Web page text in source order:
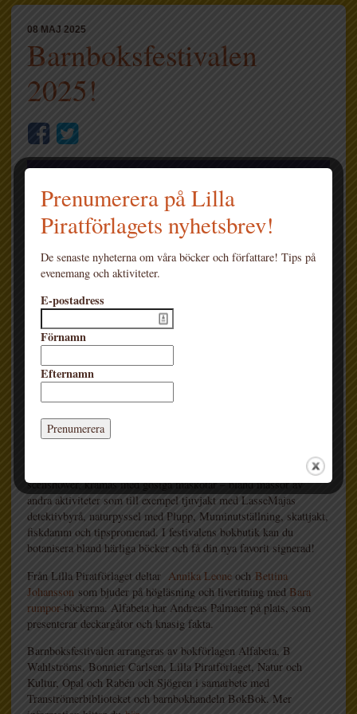
08 MAJ 2025
Barnboksfestivalen
2025!
Välkommen till årets stora barnboksfestival! Vi samlar några av
Sveriges populäraste barnboksförfattare och illustratörer till en
scenshower, kramas med gosiga maskotar – bland massor av
andra aktiviteter som till exempel tjuvjakt med LasseMajas
detektivbyrå, naturpyssel med Plupp, Muminutställning, skattjakt,
fiskdamm och tipspromenad. I festivalens bokbutik kan du
botanisera bland härliga böcker och få din nya favorit signerad!
Från Lilla Piratförlaget deltar Annika Leone ochBettina
Johansson som bjuder på högläsning och liveritning med Bara
rumpor-böckerna. Alfabeta har Andreas Palmaer på plats, som
presenterar deckargåtor och knasig fakta.
Barnboksfestivalen arrangeras av bokförlagen Alfabeta, B
Wahlströms, Bonnier Carlsen, Lilla Piratförlaget, Natur och
Kultur, Opal och Rabén och Sjögren i samarbete med
Tranströmerbiblioteket och barnbokhandeln BokBok. Mer
Prenumerera på Lilla
Piratförlagets nyhetsbrev!
De senaste nyheterna om våra böcker och författare! Tips på
evenemang och aktiviteter.
E-postadress
Förnamn
Efternamn